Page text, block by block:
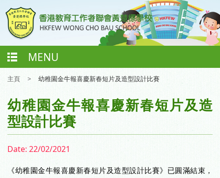
MENU
主頁 > 幼稚園金牛報喜慶新春短片及造型設計比賽
幼稚園金牛報喜慶新春短片及造
型設計比賽
Date: 22/02/2021
《幼稚園金牛報喜慶新春短片及造型設計比賽》已圓滿結束，